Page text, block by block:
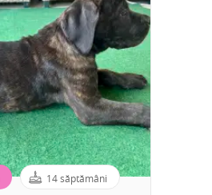
14 săptămâni